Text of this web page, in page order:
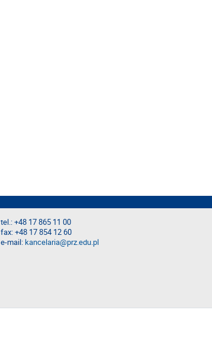
tel.: +48 17 865 11 00
fax: +48 17 854 12 60
e-mail:kancelaria@prz.edu.pl